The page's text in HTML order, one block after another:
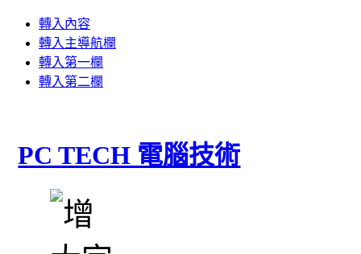
轉入內容
轉入主導航欄
轉入第一欄
轉入第二欄
PC TECH 電腦技術